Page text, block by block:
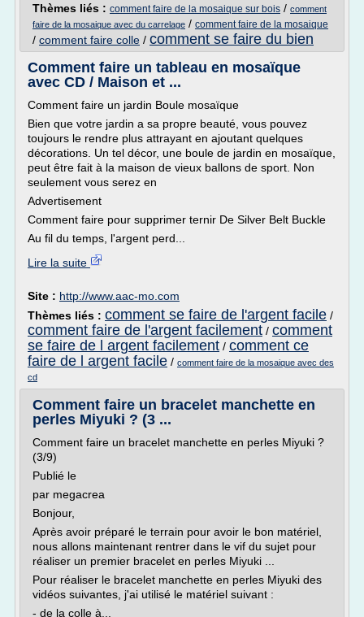
Thèmes liés : comment faire de la mosaique sur bois / comment
faire de la mosaique avec du carrelage / comment faire de la mosaique
/ comment faire colle / comment se faire du bien
Comment faire un tableau en mosaïque
avec CD / Maison et ...
Comment faire un jardin Boule mosaïque
Bien que votre jardin a sa propre beauté, vous pouvez
toujours le rendre plus attrayant en ajoutant quelques
décorations. Un tel décor, une boule de jardin en mosaïque,
peut être fait à la maison de vieux ballons de sport. Non
seulement vous serez en
Advertisement
Comment faire pour supprimer ternir De Silver Belt Buckle
Au fil du temps, l'argent perd...
Lire la suite
Site : http://www.aac-mo.com
Thèmes liés : comment se faire de l'argent facile /
comment faire de l'argent facilement / comment
se faire de l argent facilement / comment ce
faire de l argent facile / comment faire de la mosaique avec des
cd
Comment faire un bracelet manchette en
perles Miyuki ? (3 ...
Comment faire un bracelet manchette en perles Miyuki ?
(3/9)
Publié le
par megacrea
Bonjour,
Après avoir préparé le terrain pour avoir le bon matériel,
nous allons maintenant rentrer dans le vif du sujet pour
réaliser un premier bracelet en perles Miyuki ...
Pour réaliser le bracelet manchette en perles Miyuki des
vidéos suivantes, j'ai utilisé le matériel suivant :
- de la colle à...